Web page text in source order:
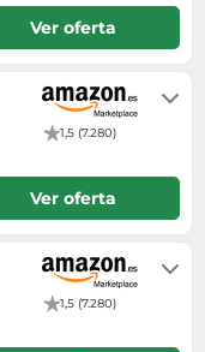
Ver oferta
1,5 (7.280)
Ver oferta
1,5 (7.280)